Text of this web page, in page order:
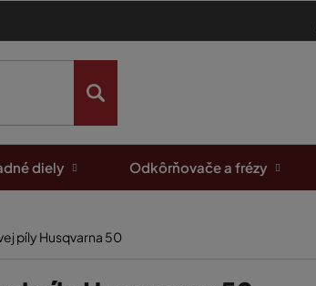
diely Odkôrňovače a frézy
píly Husqvarna 50